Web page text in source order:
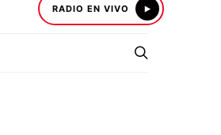
RADIO EN VIVO